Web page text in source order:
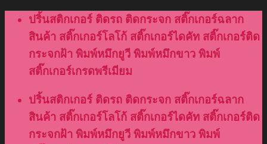
Skip
content
ปริ้นสติกเกอร์ ติดรถ ติดกระจก สติ๊กเกอร์ฉลาก
สินค้า สติ๊กเกอร์โลโก้ สติ๊กเกอร์ไดคัท สติ๊กเกอร์ติด
กระจกฝ้า พิมพ์หมึกยูวี พิมพ์หมึกขาว พิมพ์
สติ๊กเกอร์เกรดพรีเมียม
ปริ้นสติกเกอร์ ติดรถ ติดกระจก สติ๊กเกอร์ฉลาก
สินค้า สติ๊กเกอร์โลโก้ สติ๊กเกอร์ไดคัท สติ๊กเกอร์ติด
กระจกฝ้า พิมพ์หมึกยูวี พิมพ์หมึกขาว พิมพ์